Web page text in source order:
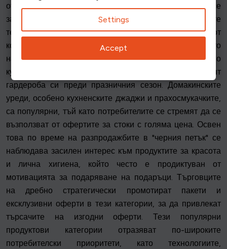
отстъпки. Привлекателността на тези продукти се
засилва от желанието на потребителите за най-новите
технологии, което прави джаджите основна част от
кошницата за пазаруване на Черния петък. Търсенето
на мода и облекло също се увеличава, като много
купувачи се възползват от намаленията, за да обновят
гардероба си преди празничния сезон. Домакинските
уреди, особено кухненските джаджи и прахосмукачките,
са популярни, тъй като потребителите се стремят да се
възползват от офертите за стоки с голяма цена. Освен
това по време на разпродажбите в "черния петък" се
наблюдава засилен интерес към продуктите за красота
и лична хигиена, който често е продиктуван от
мотивацията за подаряване на подаръци. Търговците
на дребно стратегически промотират пакети и
ексклузивни оферти в тези категории, за да привлекат
търсачите на изгодни оферти. Тези популярни
продуктови категории отразяват по-широките
потребителски приоритети, като технологиите,
Settings
Accept